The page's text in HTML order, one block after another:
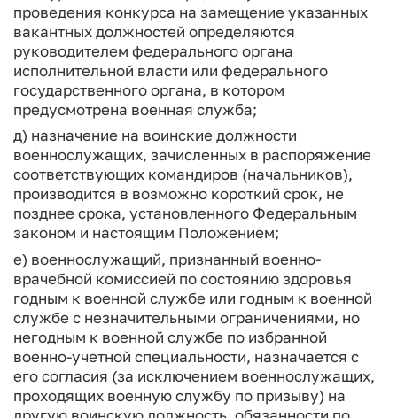
проведения конкурса на замещение указанных
вакантных должностей определяются
руководителем федерального органа
исполнительной власти или федерального
государственного органа, в котором
предусмотрена военная служба;
д) назначение на воинские должности
военнослужащих, зачисленных в распоряжение
соответствующих командиров (начальников),
производится в возможно короткий срок, не
позднее срока, установленного Федеральным
законом и настоящим Положением;
е) военнослужащий, признанный военно-
врачебной комиссией по состоянию здоровья
годным к военной службе или годным к военной
службе с незначительными ограничениями, но
негодным к военной службе по избранной
военно-учетной специальности, назначается с
его согласия (за исключением военнослужащих,
проходящих военную службу по призыву) на